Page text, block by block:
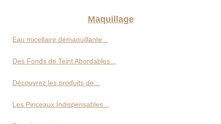
Maquillage
Eau micellaire démaquillante...
Des Fonds de Teint Abordables...
Découvrez les produits de...
Les Pinceaux Indispensables...